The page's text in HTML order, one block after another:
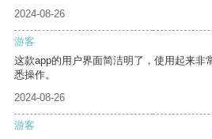
2024-08-26
游客
这款app的用户界面简洁明了，使用起来非
悉操作。
2024-08-26
游客